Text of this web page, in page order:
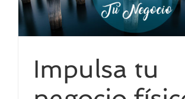
Impulsa tu